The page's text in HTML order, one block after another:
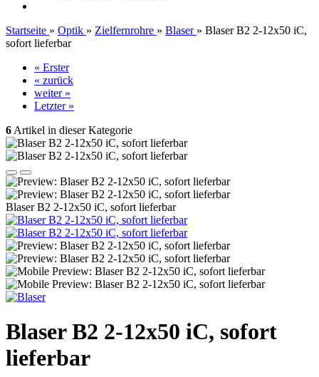
Startseite » Optik » Zielfernrohre » Blaser » Blaser B2 2-12x50 iC,
sofort lieferbar
« Erster
« zurück
weiter »
Letzter »
6 Artikel in dieser Kategorie
Blaser B2 2-12x50 iC, sofort lieferbar
Blaser B2 2-12x50 iC, sofort
lieferbar